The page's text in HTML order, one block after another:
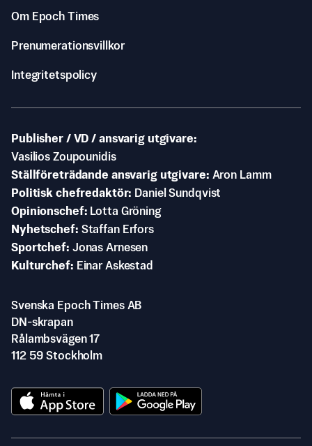
Om Epoch Times
Prenumerationsvillkor
Integritetspolicy
Publisher / VD / ansvarig utgivare
Vasilios Zoupounidis
Ställföreträdande ansvarig utgivare Aron Lamm
Politisk chefredaktör
Daniel Sundqvist
Opinionschef
Lotta Gröning
Nyhetschef Staffan Erfors
Sportchef Jonas Arnesen
Kulturchef
Einar Askestad
Svenska Epoch Times AB
DN-skrapan
Rålambsvägen 17
112 59 Stockholm